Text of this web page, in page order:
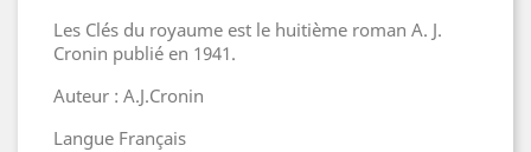
Les Clés du royaume est le huitième roman A. J.
Cronin publié en 1941.
Auteur : A.J.Cronin
Langue Français